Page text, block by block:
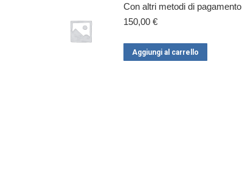
Con altri metodi di pagamento
150,00 €
Aggiungi al carrello